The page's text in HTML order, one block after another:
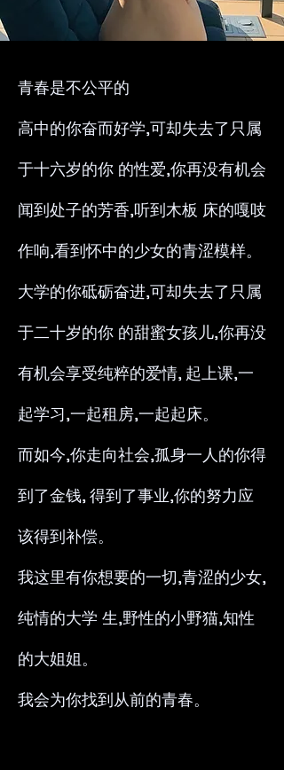
青春是不公平的
高中的你奋而好学,可却失去了只属
于十六岁的你 的性爱,你再没有机会
闻到处子的芳香,听到木板 床的嘎吱
作响,看到怀中的少女的青涩模样。
大学的你砥砺奋进,可却失去了只属
于二十岁的你 的甜蜜女孩儿,你再没
有机会享受纯粹的爱情, 起上课,一
起学习,一起租房,一起起床。
而如今,你走向社会,孤身一人的你得
到了金钱, 得到了事业,你的努力应
该得到补偿。
我这里有你想要的一切,青涩的少女,
纯情的大学 生,野性的小野猫,知性
的大姐姐。
我会为你找到从前的青春。